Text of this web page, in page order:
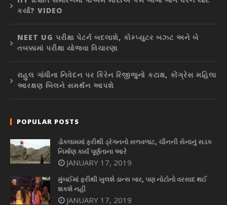
કર્યા? VIDEO
NEET UG પરીક્ષા પેટર્ન બદલાશે, કોમ્પ્યુટર બઝ્ટ અને બે
તબક્કામાં પરીક્ષા યોજવા વિચારણા
રાહુલ ગાંધીના નિવેદન પર કિરેન રિજીજુનો કટાક્ષ, કોંગ્રેસ મહિલા
આરક્ષણ બિલને સમર્થન આપશે
POPULAR POSTS
ડોકલામમાં ફરીથી ડ્રેગનનો સળવળાટ, ચીનની સેનાનું સડક
નિર્માણ કાર્ય પૂર્ણતાના આરે
JANUARY 17, 2019
મુંબઈમાં ફરીથી ખુલશે ડાન્સ બાર, પણ નોટોનો વરસાદ થઈ
શકશે નહીં
JANUARY 17, 2019